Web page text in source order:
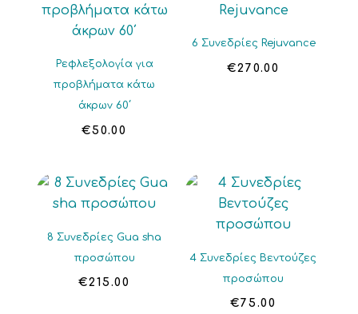
Ρεφλεξολογία για
προβλήματα κάτω
άκρων 60΄
€50.00
6 Συνεδρίες Rejuvance
€270.00
8 Συνεδρίες Gua sha
προσώπου
€215.00
4 Συνεδρίες Βεντούζες
προσώπου
€75.00